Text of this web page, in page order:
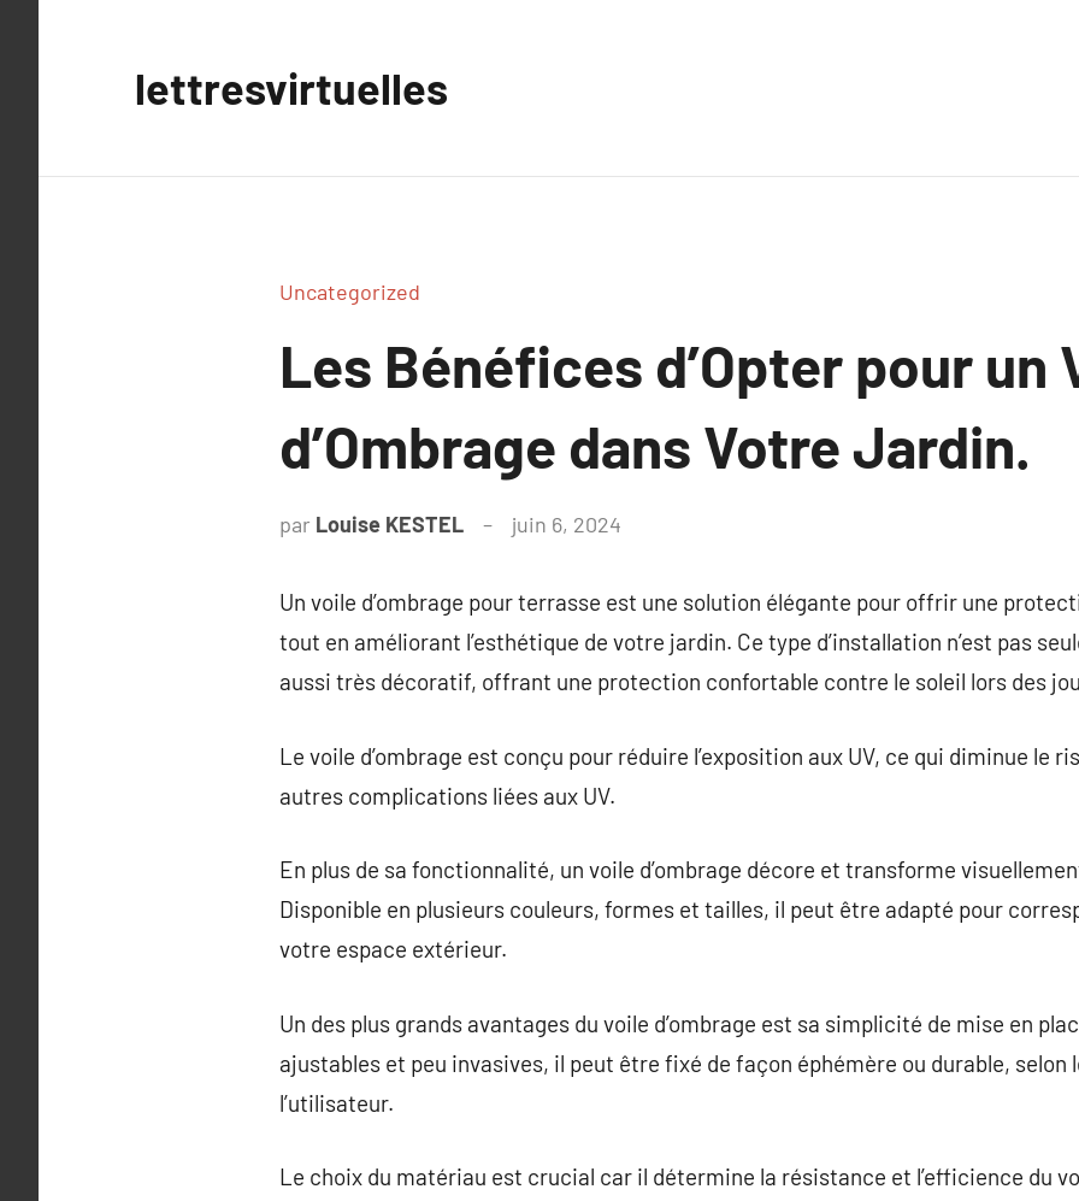
lettresvirtuelles
Uncategorized
Les Bénéfices d’Opter pour un
d’Ombrage dans Votre Jardin.
par Louise KESTEL juin 6, 2024
Un voile d’ombrage pour terrasse est une solution élégante pour offrir une
tout en améliorant l’esthétique de votre jardin. Ce type d’installation n’est pas
aussi très décoratif, offrant une protection confortable contre le soleil lors des
Le voile d’ombrage est conçu pour réduire l’exposition aux UV, ce qui diminue le
autres complications liées aux UV.
En plus de sa fonctionnalité, un voile d’ombrage décore et transforme
Disponible en plusieurs couleurs, formes et tailles, il peut être adapté pour
votre espace extérieur.
Un des plus grands avantages du voile d’ombrage est sa simplicité de mise en
ajustables et peu invasives, il peut être fixé de façon éphémère ou durable, selon
l’utilisateur.
Le choix du matériau est crucial car il détermine la résistance et l’efficience du